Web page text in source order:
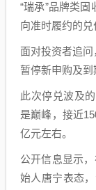
“瑞承”品牌类
向准时履约的兑
面对投资者追
暂停新申购及到
此次停兑波及
是巅峰，接近
亿元左右。
公开信息显示
始人唐宁表态